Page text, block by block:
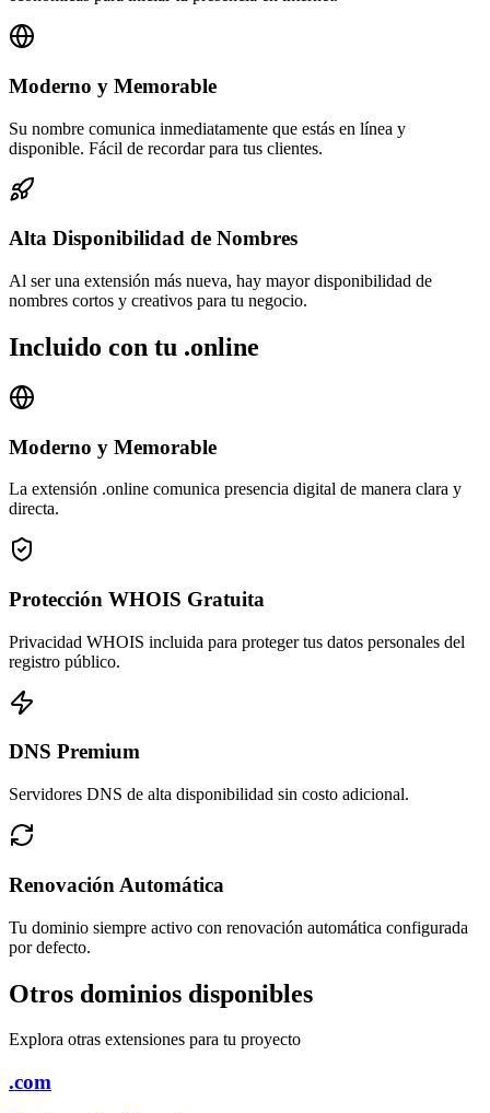
Moderno y Memorable
Su nombre comunica inmediatamente que estás en línea y
disponible. Fácil de recordar para tus clientes.
Alta Disponibilidad de Nombres
Al ser una extensión más nueva, hay mayor disponibilidad de
nombres cortos y creativos para tu negocio.
Incluido con tu .online
Moderno y Memorable
La extensión .online comunica presencia digital de manera clara y
directa.
Protección WHOIS Gratuita
Privacidad WHOIS incluida para proteger tus datos personales del
registro público.
DNS Premium
Servidores DNS de alta disponibilidad sin costo adicional.
Renovación Automática
Tu dominio siempre activo con renovación automática configurada
por defecto.
Otros dominios disponibles
Explora otras extensiones para tu proyecto
.com